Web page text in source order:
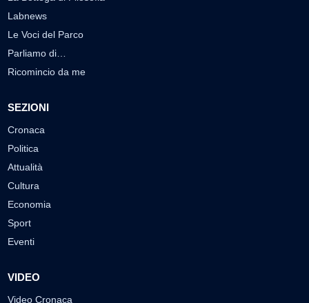
Labnews
Le Voci del Parco
Parliamo di…
Ricomincio da me
SEZIONI
Cronaca
Politica
Attualità
Cultura
Economia
Sport
Eventi
VIDEO
Video Cronaca